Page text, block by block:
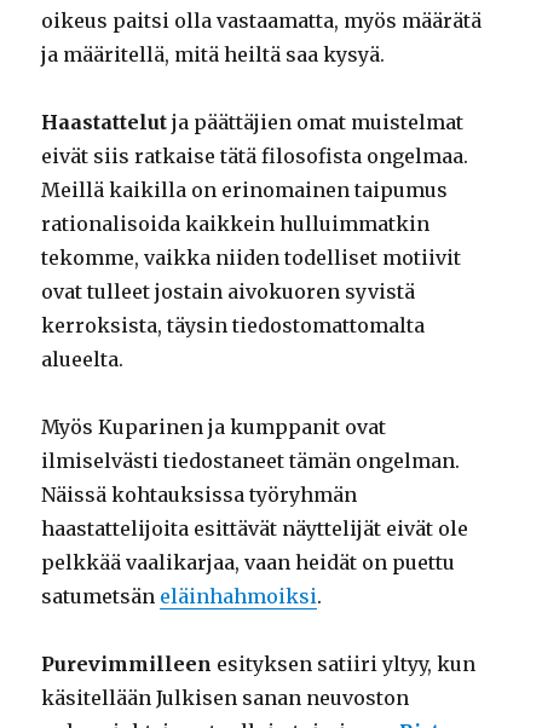
oikeus paitsi olla vastaamatta, myös määrätä
ja määritellä, mitä heiltä saa kysyä.
Haastattelut ja päättäjien omat muistelmat
eivät siis ratkaise tätä filosofista ongelmaa.
Meillä kaikilla on erinomainen taipumus
rationalisoida kaikkein hulluimmatkin
tekomme, vaikka niiden todelliset motiivit
ovat tulleet jostain aivokuoren syvistä
kerroksista, täysin tiedostomattomalta
alueelta.
Myös Kuparinen ja kumppanit ovat
ilmiselvästi tiedostaneet tämän ongelman.
Näissä kohtauksissa työryhmän
haastattelijoita esittävät näyttelijät eivät ole
pelkkää vaalikarjaa, vaan heidät on puettu
satumetsän eläinhahmoiksi.
Purevimmilleen esityksen satiiri yltyy, kun
käsitellään Julkisen sanan neuvoston